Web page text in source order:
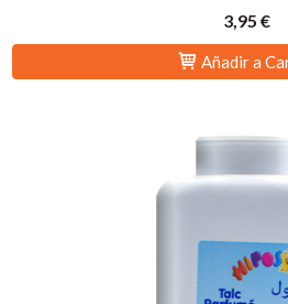
3,95 €
Añadir a